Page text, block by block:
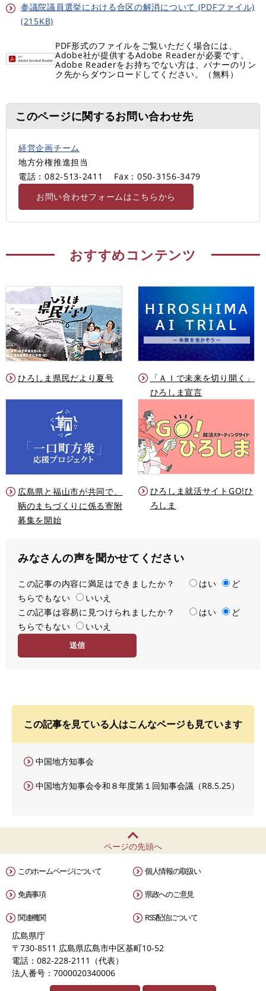
参議院議員選挙における合区の解消について (PDFファイル)
(215KB)
PDF形式のファイルをご覧いただく場合には、
Adobe社が提供するAdobe Readerが必要です。
Adobe Readerをお持ちでない方は、バナーのリン
ク先からダウンロードしてください。（無料）
このページに関するお問い合わせ先
経営企画チーム
地方分権推進担当
電話：082-513-2411
Fax：050-3156-3479
お問い合わせフォームはこちらから
おすすめコンテンツ
ひろしま県民だより夏号
「ＡＩで未来を切り開く」
ひろしま宣言
広島県と福山市が共同で、
鞆のまちづくりに係る寄附
募集を開始
ひろしま就活サイトGO!ひ
ろしま
みなさんの声を聞かせてください
満
足
度
この記事の内容に満足はできましたか？ はい
ど
ちらでもない
いいえ
容
易
この記事は容易に見つけられましたか？ はい
ど
ちらでもない
いいえ
この記事を見ている人はこんなページも見ています
中国地方知事会
中国地方知事会令和８年度第１回知事会議（R8.5.25）
ページの先頭へ
このホームページについて 個人情報の取扱い
免責事項 県政へのご意見
関連機関 RSS配信について
広島県庁
〒730-8511 広島県広島市中区基町10-52
電話：082-228-2111（代表）
法人番号：7000020340006